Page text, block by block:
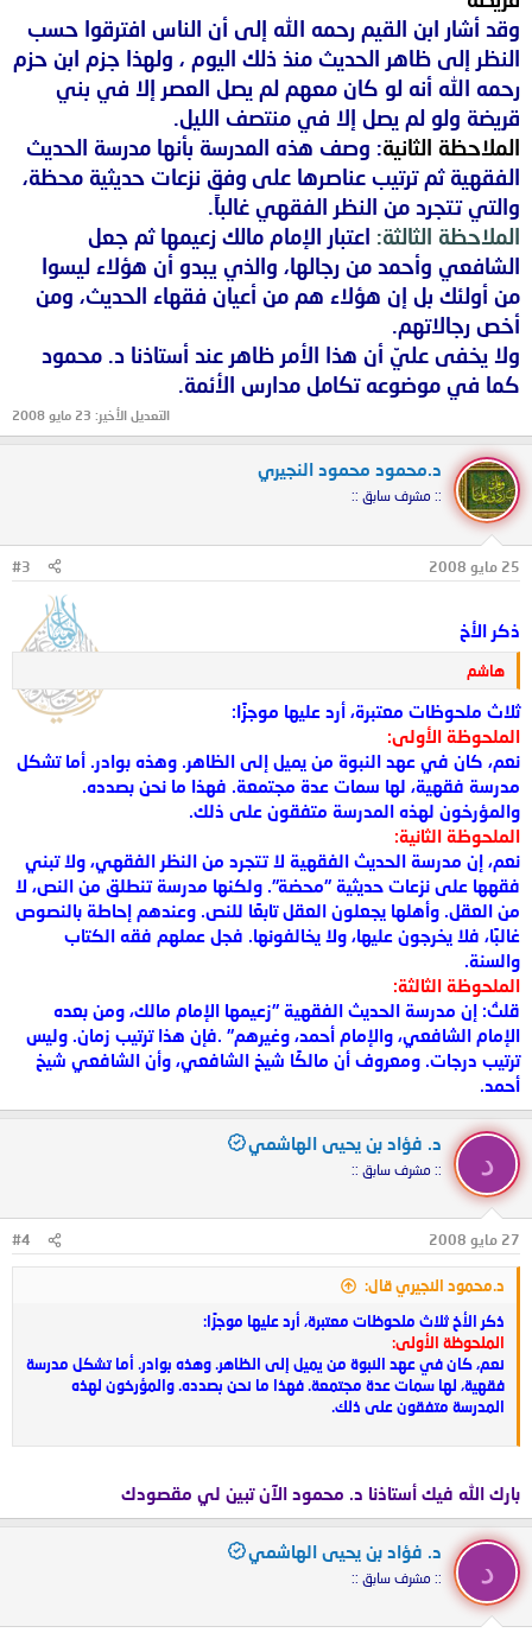
4- التوقف عن الخوض في المسائل التي لم تقع فعلاً .
وقد أشار ابن القيم رحمه الله إلى أن الناس افترقوا حسب
النظر إلى ظاهر الحديث منذ ذلك اليوم ، ولهذا جزم ابن حزم
رحمه الله أنه لو كان معهم لم يصل العصر إلا في بني
قريضة ولو لم يصل إلا في منتصف الليل.
الملاحظة الثانية: وصف هذه المدرسة بأنها مدرسة الحديث
الفقهية ثم ترتيب عناصرها على وفق نزعات حديثية محظة،
والتي تتجرد من النظر الفقهي غالباً.
الملاحظة الثالثة: اعتبار الإمام مالك زعيمها ثم جعل
الشافعي وأحمد من رجالها، والذي يبدو أن هؤلاء ليسوا
من أولئك بل إن هؤلاء هم من أعيان فقهاء الحديث، ومن
أخص رجالاتهم.
ولا يخفى عليّ أن هذا الأمر ظاهر عند أستاذنا د. محمود
كما في موضوعه تكامل مدارس الأئمة.
التعديل الأخير: 23 مايو 2008
د.محمود محمود النجيري
:: مشرف سابق ::
25 مايو 2008 #3
ذكر الأخ
هاشم
ثلاث ملحوظات معتبرة، أرد عليها موجزًا:
الملحوظة الأولى:
نعم، كان في عهد النبوة من يميل إلى الظاهر. وهذه بوادر. أما تشكل
مدرسة فقهية، لها سمات عدة مجتمعة. فهذا ما نحن بصدده.
والمؤرخون لهذه المدرسة متفقون على ذلك.
الملحوظة الثانية:
نعم، إن مدرسة الحديث الفقهية لا تتجرد من النظر الفقهي، ولا تبني
فقهها على نزعات حديثية "محضة". ولكنها مدرسة تنطلق من النص، لا
من العقل. وأهلها يجعلون العقل تابعًا للنص. وعندهم إحاطة بالنصوص
غالبًا، فلا يخرجون عليها، ولا يخالفونها. فجل عملهم فقه الكتاب
والسنة.
الملحوظة الثالثة:
قلتُ: إن مدرسة الحديث الفقهية "زعيمها الإمام مالك، ومن بعده
الإمام الشافعي، والإمام أحمد، وغيرهم" .فإن هذا ترتيب زمان. وليس
ترتيب درجات. ومعروف أن مالكًا شيخ الشافعي، وأن الشافعي شيخ
أحمد.
د
د. فؤاد بن يحيى الهاشمي
:: مشرف سابق ::
27 مايو 2008 #4
د.محمود النجيري قال:
ذكر الأخ ثلاث ملحوظات معتبرة، أرد عليها موجزًا:
الملحوظة الأولى:
نعم، كان في عهد النبوة من يميل إلى الظاهر. وهذه بوادر. أما تشكل مدرسة
فقهية، لها سمات عدة مجتمعة. فهذا ما نحن بصدده. والمؤرخون لهذه
المدرسة متفقون على ذلك.
بارك الله فيك أستاذنا د. محمود الآن تبين لي مقصودك
د
د. فؤاد بن يحيى الهاشمي
:: مشرف سابق ::